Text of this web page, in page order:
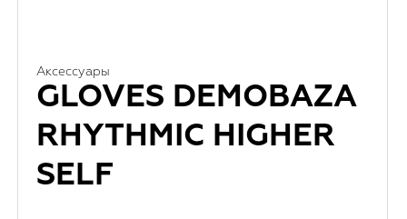
Аксессуары
GLOVES DEMOBAZA
RHYTHMIC HIGHER
SELF